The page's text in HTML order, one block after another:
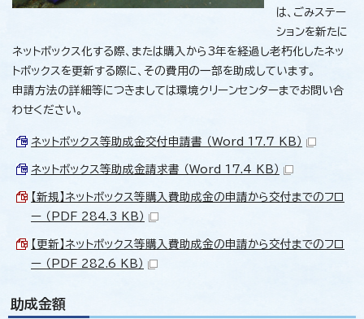
は、ごみステー
ションを新たに
ネットボックス化する際、または購入から3年を経過し老朽化したネッ
トボックスを更新する際に、その費用の一部を助成しています。
申請方法の詳細等につきましては環境クリーンセンターまでお問い合
わせください。
ネットボックス等助成金交付申請書 （Word 17.7 KB）
ネットボックス等助成金請求書 （Word 17.4 KB）
【新規】ネットボックス等購入費助成金の申請から交付までのフロ
ー （PDF 284.3 KB）
【更新】ネットボックス等購入費助成金の申請から交付までのフロ
ー （PDF 282.6 KB）
助成金額